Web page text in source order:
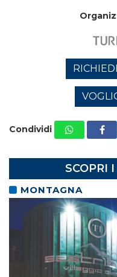
Condividi
SCOPRI
MONTAGNA